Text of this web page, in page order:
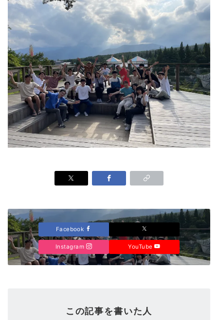
Facebook
Instagram YouTube
この記事を書いた人